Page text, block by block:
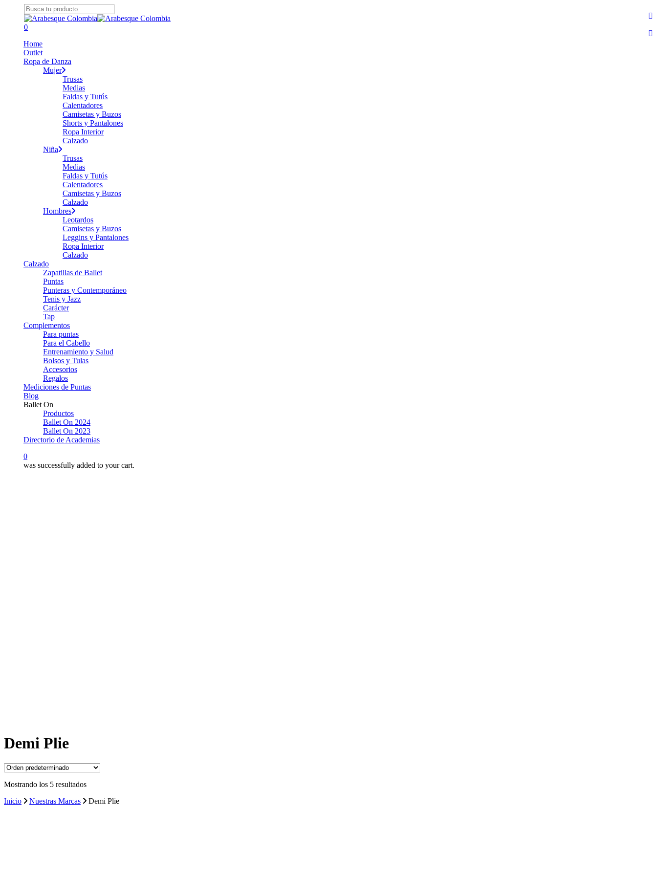
Close
Search
search
0
Home
Outlet
Ropa de Danza
Mujer
Trusas
Medias
Faldas y Tutús
Calentadores
Camisetas y Buzos
Shorts y Pantalones
Ropa Interior
Calzado
Niña
Trusas
Medias
Faldas y Tutús
Calentadores
Camisetas y Buzos
Calzado
Hombres
Leotardos
Camisetas y Buzos
Leggins y Pantalones
Ropa Interior
Calzado
Calzado
Zapatillas de Ballet
Puntas
Punteras y Contemporáneo
Tenis y Jazz
Carácter
Tap
Complementos
Para puntas
Para el Cabello
Entrenamiento y Salud
Bolsos y Tulas
Accesorios
Regalos
Mediciones de Puntas
Blog
Ballet On
Productos
Ballet On 2024
Ballet On 2023
Directorio de Academias
search
0
was successfully added to your cart.
Demi Plie
Mostrando los 5 resultados
Inicio
Nuestras Marcas Demi Plie